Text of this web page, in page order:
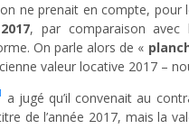
ne prenait en compte,
, par comparaison avec
On parle alors de «
valeur locative 2017 –
a jugé qu’il convenait au
de l’année 2017, mais la